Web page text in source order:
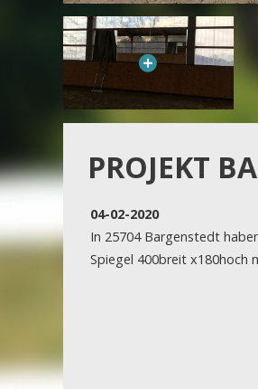
PROJEKT
04-02-2020
In 25704 Bargenstedt
Spiegel 400breit x180hoch